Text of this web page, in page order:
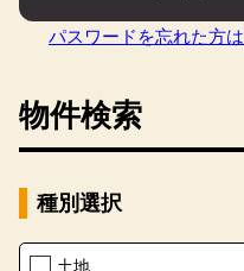
パスワードを忘れた方
物件検索
種別選択
土地